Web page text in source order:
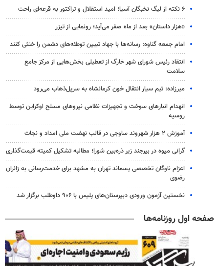
۶ نکته از لیگ نخبگان آسیا؛ امید استقلال و تراکتور به قرعه‌ای راحت
«هزار داستان» بعد از ماه صفر می‌آید؛ رونمایی از تیزر
امام جمعه گناوه: رسانه‌ها با جهاد تبیین توطئه‌های دشمن را خنثی کنند
انتقاد رئیس شورای شهر خارگ از تعطیلی بخش‌هایی از مرکز جامع
سلامت
میرزاده: تیم سیار انتقال خون کرمانشاه به سرپل‌ذهاب می‌رود
انهدام انبارهای سوخت و تجهیزات نظامی نیروهای مسلح اوکراین توسط
روسیه
آموزش ۲ هزار شهروند ساوجی در قالب نهضت ملی امداد و نجات
گرانی میوه در بیرجند زیر ذره‌بین شورا؛ مطالبه تشکیل کمیته قیمت‌گذاری
اعزام ناوگان تخصصی پسماند تهران به مشهد برای خدمت‌رسانی به زائران
رضوی
نخستین آزمون ورودی دبیرستان‌های پلیس با ۹۰۶ داوطلب برگزار شد
صفحه اول روزنامه‌ها